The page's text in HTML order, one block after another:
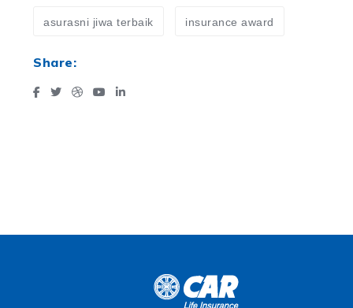
asurasni jiwa terbaik insurance award
Share: